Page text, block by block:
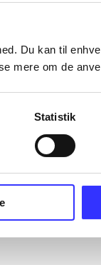
Du kan til
mere om de
Statistik